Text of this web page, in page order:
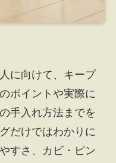
に向けて、キープ
ポイントや実際に
手入れ方法までを
だけではわかりに
すさ、カビ・ピン